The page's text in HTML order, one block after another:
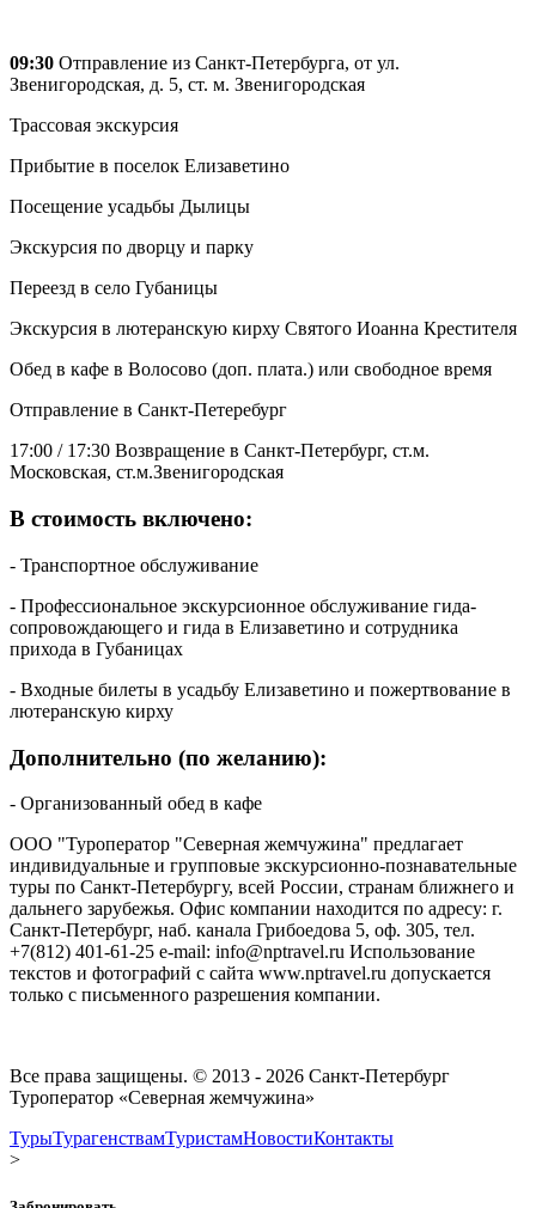
09:30 Отправление из Санкт-Петербурга, от ул.
Звенигородская, д. 5, ст. м. Звенигородская
Трассовая экскурсия
Прибытие в поселок Елизаветино
Посещение усадьбы Дылицы
Экскурсия по дворцу и парку
Переезд в село Губаницы
Экскурсия в лютеранскую кирху Святого Иоанна Крестителя
Обед в кафе в Волосово (доп. плата.) или свободное время
Отправление в Санкт-Петеребург
17:00 / 17:30 Возвращение в Санкт-Петербург, ст.м.
Московская, ст.м.Звенигородская
В стоимость включено:
- Транспортное обслуживание
- Профессиональное экскурсионное обслуживание гида-
сопровождающего и гида в Елизаветино и сотрудника
прихода в Губаницах
- Входные билеты в усадьбу Елизаветино и пожертвование в
лютеранскую кирху
Дополнительно (по желанию):
- Организованный обед в кафе
ООО "Туроператор "Северная жемчужина" предлагает
индивидуальные и групповые экскурсионно-познавательные
туры по Санкт-Петербургу, всей России, странам ближнего и
дальнего зарубежья. Офис компании находится по адресу: г.
Санкт-Петербург, наб. канала Грибоедова 5, оф. 305, тел.
+7(812) 401-61-25 e-mail: info@nptravel.ru Использование
текстов и фотографий с сайта www.nptravel.ru допускается
только с письменного разрешения компании.
Все права защищены. © 2013 - 2026 Санкт-Петербург
Туроператор «Северная жемчужина»
ТурыТурагенствамТуристамНовостиКонтакты
>